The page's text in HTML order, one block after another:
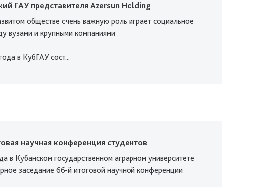
ГАУ представителя Azersun Holding
обществе очень важную роль играет социальное
вузами и крупными компаниями
в КубГАУ сост...
научная конференция студентов
в Кубанском государственном аграрном университете
заседание 66-й итоговой научной конференции